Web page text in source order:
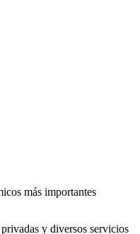
más importantes
y diversos servicios